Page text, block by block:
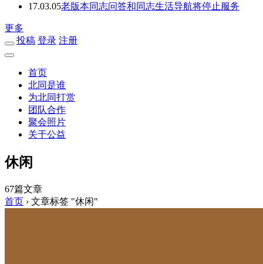
17.03.05老版本同志问答和同志生活导航将停止服务
更多
投稿 登录 注册
首页
北同是谁
为北同打赏
团队合作
聚会照片
关于公益
休闲
67篇文章
首页 › 文章标签 "休闲"